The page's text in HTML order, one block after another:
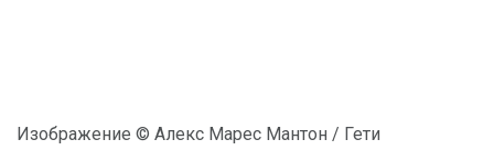
Изображение © Алекс Марес Мантон / Гети